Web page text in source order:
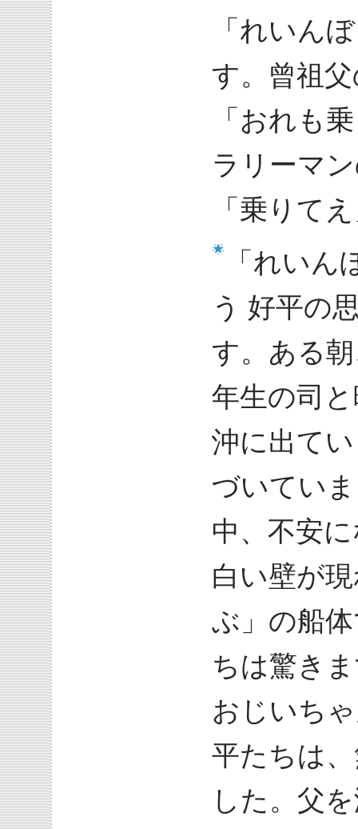
「れいん
す。曾祖
「おれも
ラリーマ
「乗りて
「れい
う 好平の
す。ある
年生の司
沖に出て
づいてい
中、不安
白い壁が
ぶ」の船
ちは驚き
おじいち
平たちは
した。父